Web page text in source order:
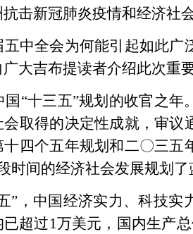
击新冠肺炎疫情和经济社
五中全会为何能引起如此广
大吉布提读者介绍此次重要
国“十三五”规划的收官之
取得的决定性成就，审议
四个五年规划和二〇三五
时间的经济社会发展规划了
”，中国经济实力、科技实
超过1万美元，国内生产